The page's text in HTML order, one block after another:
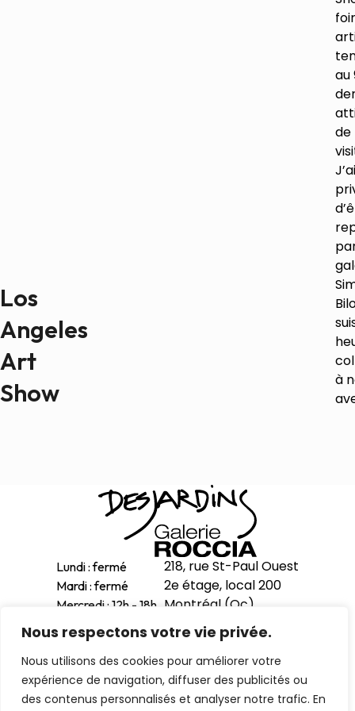
Nous respectons votre vie privée.
Nous utilisons des cookies pour améliorer votre
expérience de navigation, diffuser des publicités ou
des contenus personnalisés et analyser notre trafic. En
Los
Angeles
Art
Show
au
de
à
Lundi : fermé
Mardi : fermé
Mercredi : 12h - 18h
Vendredi : 12h - 18h
Samedi : 11h - 17h
Dimanche : 12h - 16h
218, rue St-Paul Ouest
2e étage, local 200
Montréal (Qc)
H2Y 1Z9
514-998-1601